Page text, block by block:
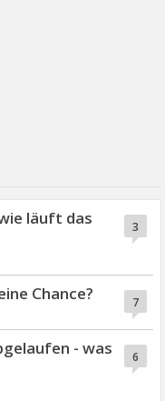
3
läuft das
7
Chance?
6
- was